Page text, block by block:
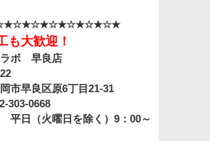
も大歓迎！
ラボ 早良店
市早良区原6丁目21-31
303-0668
平日（火曜日を除く）9：00～